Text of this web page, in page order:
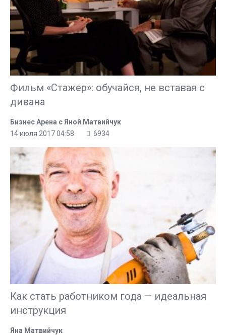
Фильм «Стажер»: обучайся, не вставая с
дивана
Бизнес Арена с Яной Матвийчук
14 июля 2017 04:58
6934
Как стать работником года — идеальная
инструкция
Яна Матвийчук